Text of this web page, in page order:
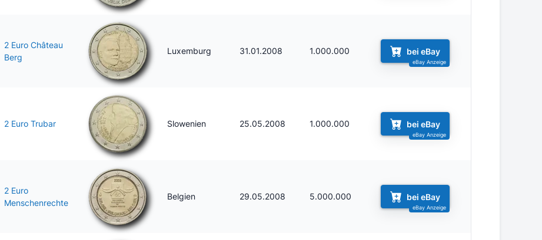
2 Euro Château
Berg
Luxemburg 31.01.2008 1.000.000 bei eBay
2 Euro Trubar Slowenien 25.05.2008 1.000.000 bei eBay
2 Euro
Menschenrechte
Belgien 29.05.2008 5.000.000 bei eBay